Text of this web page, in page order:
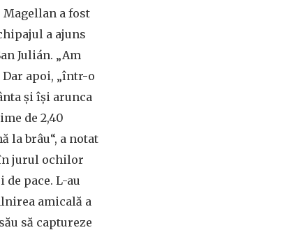
a fost
a ajuns
Julián. „Am
apoi, „într-o
și își arunca
de 2,40
la brâu“, a notat
în jurul ochilor
pace. L-au
amicală a
să captureze